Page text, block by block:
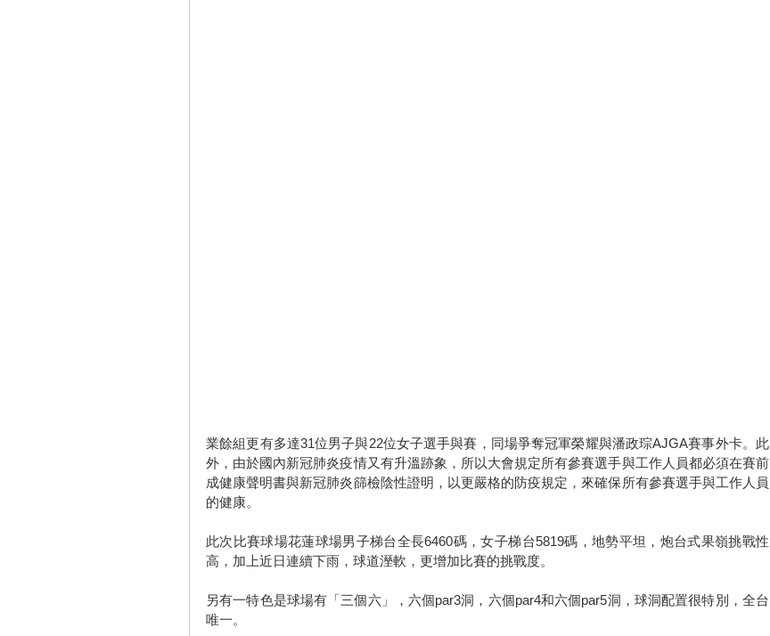
業餘組更有多達31位男子與22位女子選手與賽，同場爭奪冠軍榮耀與潘政琮AJGA賽事外卡。此
外，由於國內新冠肺炎疫情又有升溫跡象，所以大會規定所有參賽選手與工作人員都必須在賽前
成健康聲明書與新冠肺炎篩檢陰性證明，以更嚴格的防疫規定，來確保所有參賽選手與工作人員
的健康。
此次比賽球場花蓮球場男子梯台全長6460碼，女子梯台5819碼，地勢平坦，炮台式果嶺挑戰性
高，加上近日連續下雨，球道溼軟，更增加比賽的挑戰度。
另有一特色是球場有「三個六」，六個par3洞，六個par4和六個par5洞，球洞配置很特別，全台
唯一。